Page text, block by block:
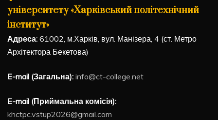
університету «Харківський політехнічний
інститут»
Адреса: 61002, м.Харків, вул. Манізера, 4 (ст. Метро
Архітектора Бекетова)
E-mail (Загальна): info@ct-college.net
E-mail (Приймальна комісія):
khctpc.vstup2026@gmail.com